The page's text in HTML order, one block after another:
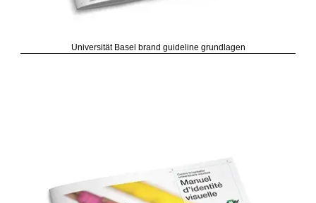
Universität Basel brand guideline grundlagen